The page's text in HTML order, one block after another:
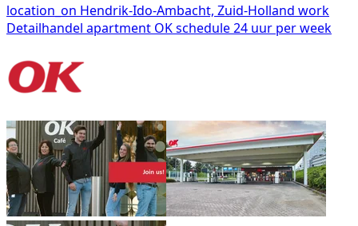
location_on Hendrik-Ido-Ambacht, Zuid-Holland work
Detailhandel apartment OKschedule24 uur per week